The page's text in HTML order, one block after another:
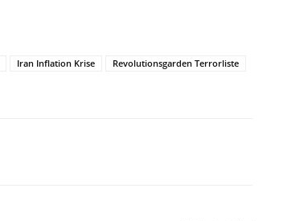
Iran Inflation Krise
Revolutionsgarden Terrorliste